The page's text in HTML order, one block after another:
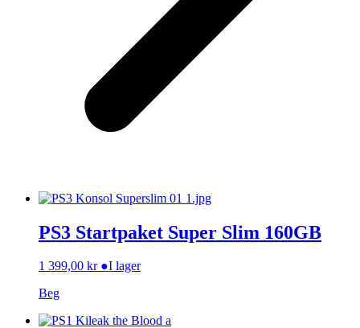
PS3 Startpaket Super Slim 160GB
1 399,00 kr ●I lager
Beg